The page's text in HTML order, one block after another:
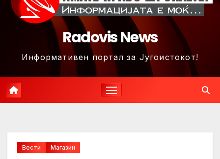
Radovis News
Информативен портал за Југоистокот!
Вести Магазин